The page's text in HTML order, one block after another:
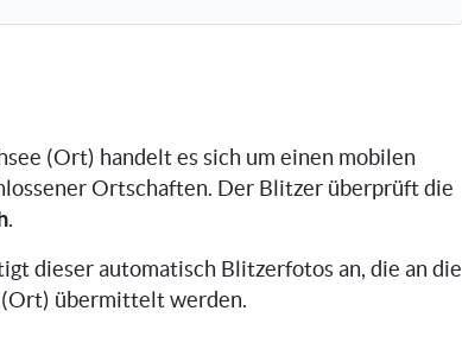
(Ort) handelt es sich um einen mobilen
Ortschaften. Der Blitzer überprüft die
.
dieser automatisch Blitzerfotos an, die an die
(Ort) übermittelt werden.